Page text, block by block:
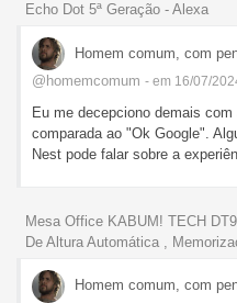
Echo Dot 5ª Geração - Alexa
Homem comum, com
@homemcomum - em 16/07/
Eu me decepciono demais
comparada ao "Ok Google".
Nest pode falar sobre a
Mesa Office KABUM! TECH
De Altura Automática ,
Homem comum, com